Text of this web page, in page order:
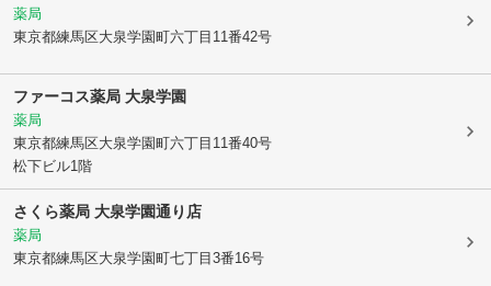
薬局
東京都練馬区大泉学園町六丁目11番42号
ファーコス薬局 大泉学園
薬局
東京都練馬区大泉学園町六丁目11番40号
松下ビル1階
さくら薬局 大泉学園通り店
薬局
東京都練馬区大泉学園町七丁目3番16号